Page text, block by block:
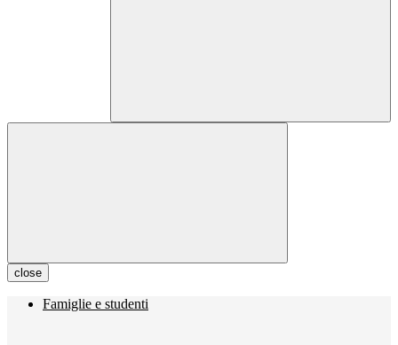
close
Famiglie e studenti